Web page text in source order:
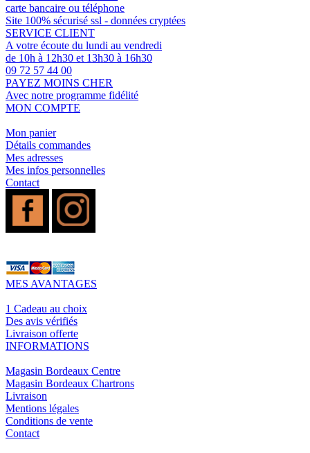
carte bancaire ou téléphone
Site 100% sécurisé ssl - données cryptées
SERVICE CLIENT
A votre écoute du lundi au vendredi
de 10h à 12h30 et 13h30 à 16h30
09 72 57 44 00
PAYEZ MOINS CHER
Avec notre programme fidélité
MON COMPTE
Mon panier
Détails commandes
Mes adresses
Mes infos personnelles
Contact
MES AVANTAGES
1 Cadeau au choix
Des avis vérifiés
Livraison offerte
INFORMATIONS
Magasin Bordeaux Centre
Magasin Bordeaux Chartrons
Livraison
Mentions légales
Conditions de vente
Contact